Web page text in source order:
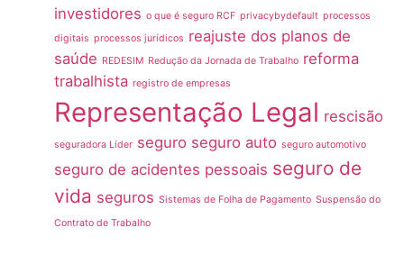
investidores o que é seguro RCF privacybydefault processos
digitais processos jurídicos reajuste dos planos de
saúde REDESIM Redução da Jornada de Trabalho reforma
trabalhista registro de empresas
Representação Legal rescisão
seguradora Líder seguro seguro auto seguro automotivo
seguro de acidentes pessoais seguro de
vida seguros Sistemas de Folha de Pagamento Suspensão do
Contrato de Trabalho